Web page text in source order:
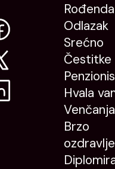
Odlazak
Srećno
Čestitke
Hvala
Venčanja
Brzo